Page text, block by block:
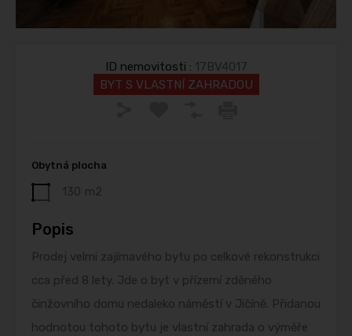
ID nemovitosti : 17BV4017
BYT S VLASTNÍ ZAHRADOU
Obytná plocha
130 m2
Popis
Prodej velmi zajímavého bytu po celkové rekonstrukci
cca před 8 lety. Jde o byt v přízemí zděného
činžovního domu nedaleko náměstí v Jičíně. Přidanou
hodnotou tohoto bytu je vlastní zahrada o výměře